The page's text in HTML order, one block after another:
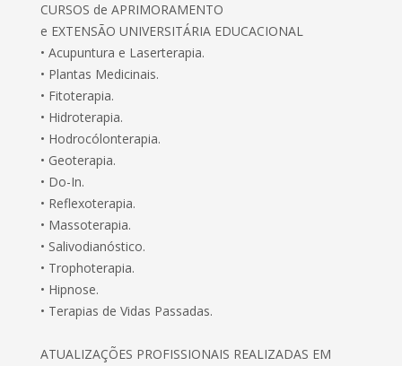
CURSOS de APRIMORAMENTO
e EXTENSÃO UNIVERSITÁRIA EDUCACIONAL
• Acupuntura e Laserterapia.
• Plantas Medicinais.
• Fitoterapia.
• Hidroterapia.
• Hodrocólonterapia.
• Geoterapia.
• Do-In.
• Reflexoterapia.
• Massoterapia.
• Salivodianóstico.
• Trophoterapia.
• Hipnose.
• Terapias de Vidas Passadas.
ATUALIZAÇÕES PROFISSIONAIS REALIZADAS EM